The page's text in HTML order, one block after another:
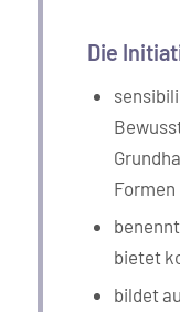
Die
Formen
bietet
bildet